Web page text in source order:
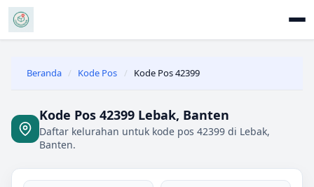
Beranda / Kode Pos / Kode Pos 42399
Kode Pos 42399 Lebak, Banten
Daftar kelurahan untuk kode pos 42399 di Lebak,
Banten.